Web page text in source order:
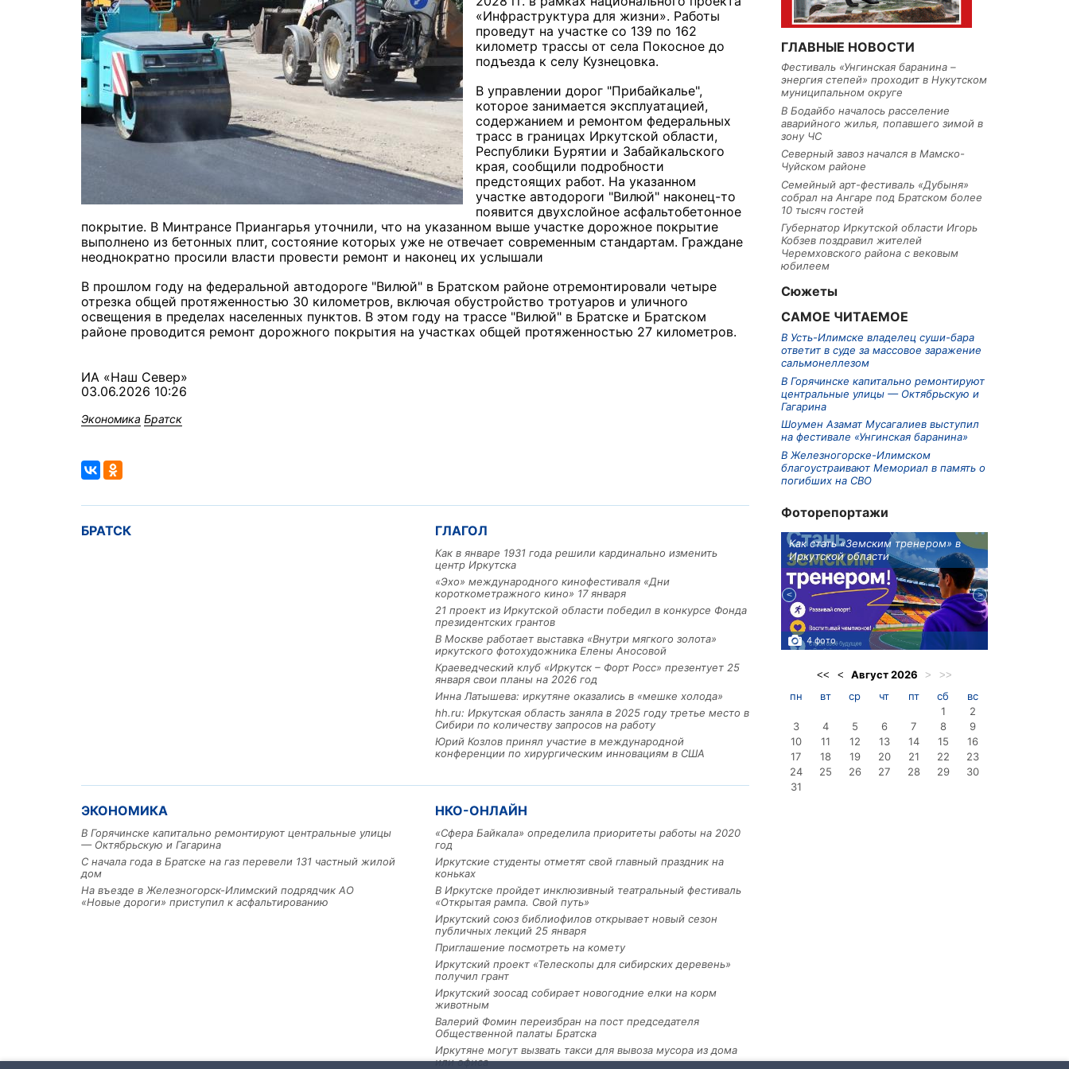
«Инфраструктура для жизни». Работы
проведут на участке со 139 по 162
километр трассы от села Покосное до
подъезда к селу Кузнецовка.
В управлении дорог "Прибайкалье",
которое занимается эксплуатацией,
содержанием и ремонтом федеральных
трасс в границах Иркутской области,
Республики Бурятии и Забайкальского
края, сообщили подробности
предстоящих работ. На указанном
участке автодороги "Вилюй" наконец-то
появится двухслойное асфальтобетонное
покрытие. В Минтрансе Приангарья уточнили, что на указанном выше участке дорожное покрытие
выполнено из бетонных плит, состояние которых уже не отвечает современным стандартам. Граждане
неоднократно просили власти провести ремонт и наконец их услышали
В прошлом году на федеральной автодороге "Вилюй" в Братском районе отремонтировали четыре
отрезка общей протяженностью 30 километров, включая обустройство тротуаров и уличного
освещения в пределах населенных пунктов. В этом году на трассе "Вилюй" в Братске и Братском
районе проводится ремонт дорожного покрытия на участках общей протяженностью 27 километров.
ИА «Наш Север»
03.06.2026 10:26
Экономика Братск
БРАТСК ГЛАГОЛ
Как в январе 1931 года решили кардинально изменить
центр Иркутска
«Эхо» международного кинофестиваля «Дни
короткометражного кино» 17 января
21 проект из Иркутской области победил в конкурсе Фонда
президентских грантов
В Москве работает выставка «Внутри мягкого золота»
иркутского фотохудожника Елены Аносовой
Краеведческий клуб «Иркутск – Форт Росс» презентует 25
января свои планы на 2026 год
Инна Латышева: иркутяне оказались в «мешке холода»
hh.ru: Иркутская область заняла в 2025 году третье место в
Сибири по количеству запросов на работу
Юрий Козлов принял участие в международной
конференции по хирургическим инновациям в США
ЭКОНОМИКА
В Горячинске капитально ремонтируют центральные улицы
— Октябрьскую и Гагарина
С начала года в Братске на газ перевели 131 частный жилой
дом
На въезде в Железногорск-Илимский подрядчик АО
«Новые дороги» приступил к асфальтированию
НКО-ОНЛАЙН
«Сфера Байкала» определила приоритеты работы на 2020
год
Иркутские студенты отметят свой главный праздник на
коньках
В Иркутске пройдет инклюзивный театральный фестиваль
«Открытая рампа. Свой путь»
Иркутский союз библиофилов открывает новый сезон
публичных лекций 25 января
Приглашение посмотреть на комету
Иркутский проект «Телескопы для сибирских деревень»
получил грант
Иркутский зоосад собирает новогодние елки на корм
животным
Валерий Фомин переизбран на пост председателя
Общественной палаты Братска
Иркутяне могут вызвать такси для вывоза мусора из дома
или офиса
ГЛАВНЫЕ НОВОСТИ
Фестиваль «Унгинская баранина –
энергия степей» проходит в Нукутском
муниципальном округе
В Бодайбо началось расселение
аварийного жилья, попавшего зимой в
зону ЧС
Северный завоз начался в Мамско-
Чуйском районе
Семейный арт-фестиваль «Дубыня»
собрал на Ангаре под Братском более
10 тысяч гостей
Губернатор Иркутской области Игорь
Кобзев поздравил жителей
Черемховского района с вековым
юбилеем
Сюжеты
САМОЕ ЧИТАЕМОЕ
В Усть-Илимске владелец суши-бара
ответит в суде за массовое заражение
сальмонеллезом
В Горячинске капитально ремонтируют
центральные улицы — Октябрьскую и
Гагарина
Шоумен Азамат Мусагалиев выступил
на фестивале «Унгинская баранина»
В Железногорске-Илимском
благоустраивают Мемориал в память о
погибших на СВО
Фоторепортажи
рублей получит
из Иркутской области
3 фото
Как стать «Земским тренером» в
Иркутской области
4 фото
<< < Август2026 > >>
пн вт ср чт пт сб
вс
1
2
3
4 5 6 7 8
9
10
11 12 13 14 15
16
17
18 19 20 21 22
23
24
25 26 27 28 29
30
31